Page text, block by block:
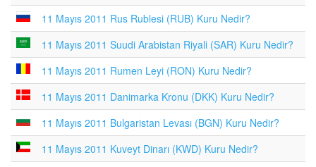
11 Mayıs 2011 Rus Rublesi (RUB) Kuru Nedir?
11 Mayıs 2011 Suudi Arabistan Riyali (SAR) Kuru Nedir?
11 Mayıs 2011 Rumen Leyi (RON) Kuru Nedir?
11 Mayıs 2011 Danimarka Kronu (DKK) Kuru Nedir?
11 Mayıs 2011 Bulgaristan Levası (BGN) Kuru Nedir?
11 Mayıs 2011 Kuveyt Dinarı (KWD) Kuru Nedir?